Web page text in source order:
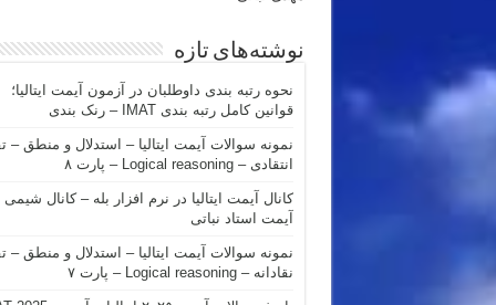
نوشته‌های تازه
نحوه رتبه بندی داوطلبان در آزمون آیمت ایتالیا؛
قوانین کامل رتبه بندی IMAT – رنک بندی
نمونه سوالات آیمت ایتالیا – استدلال و منطق –
انتقادی – Logical reasoning – پارت ۸
کانال آیمت ایتالیا در نرم افزار بله – کانال شیمی
آیمت استاد نباتی
نمونه سوالات آیمت ایتالیا – استدلال و منطق –
نقادانه – Logical reasoning – پارت ۷